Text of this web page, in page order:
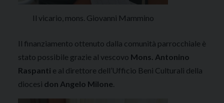
Il vicario, mons. Giovanni Mammino
Il finanziamento ottenuto dalla comunità parrocchiale è
stato possibile grazie al vescovo Mons. Antonino
Raspanti e al direttore dell’Ufficio Beni Culturali della
diocesi don Angelo Milone.